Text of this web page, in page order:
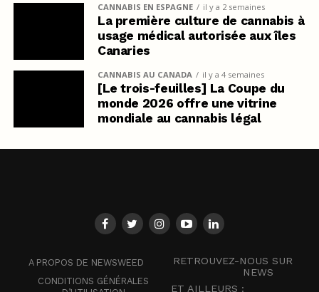
CANNABIS EN ESPAGNE il y a 2 semaines
La première culture de cannabis à
usage médical autorisée aux îles
Canaries
CANNABIS AU CANADA il y a 4 semaines
[Le trois-feuilles] La Coupe du
monde 2026 offre une vitrine
mondiale au cannabis légal
A PROPOS DE NEWSWEED
CONDITIONS GÉNÉRALES
RETROUVEZ-NOUS SUR
NEWS
ET AILLEURS :